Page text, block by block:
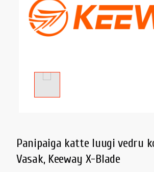
Panipaiga katte luugi vedru
Vasak, Keeway X-Blade